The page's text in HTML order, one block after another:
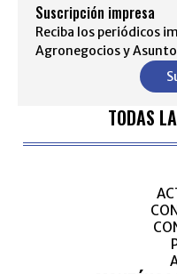
Suscripción impresa
Reciba los periódicos
Agronegocios y
TODAS